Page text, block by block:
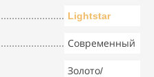
Lightstar
Современный
Золото/